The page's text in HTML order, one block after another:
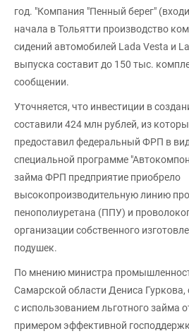
год. "Компания "Пенный берег"
начала в Тольятти производство
сидений автомобилей Lada Vesta и
выпуска составит до 150 тыс.
сообщении.
Уточняется, что инвестиции в
составили 424 млн рублей, из
предоставил федеральный ФРП в
специальной программе
займа ФРП предприятие приобрело
высокопроизводительную линию
пенополиуретана (ППУ) и
организации собственного
подушек.
По мнению министра
Самарской области Дениса Гуркова,
с использованием льготного займа
примером эффективной